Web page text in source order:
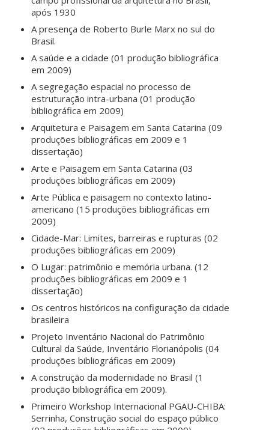
após 1930
A presença de Roberto Burle Marx no sul do
Brasil.
A saúde e a cidade (01 produção bibliográfica
em 2009)
A segregação espacial no processo de
estruturação intra-urbana (01 produção
bibliográfica em 2009)
Arquitetura e Paisagem em Santa Catarina (09
produções bibliográficas em 2009 e 1
dissertação)
Arte e Paisagem em Santa Catarina (03
produções bibliográficas em 2009)
Arte Pública e paisagem no contexto latino-
americano (15 produções bibliográficas em
2009)
Cidade-Mar: Limites, barreiras e rupturas (02
produções bibliográficas em 2009)
O Lugar: patrimônio e memória urbana. (12
produções bibliográficas em 2009 e 1
dissertação)
Os centros históricos na configuração da cidade
brasileira
Projeto Inventário Nacional do Patrimônio
Cultural da Saúde, Inventário Florianópolis (04
produções bibliográficas em 2009)
A construção da modernidade no Brasil (1
produção bibliográfica em 2009).
Primeiro Workshop Internacional PGAU-CHIBA:
Serrinha, Construção social do espaço público